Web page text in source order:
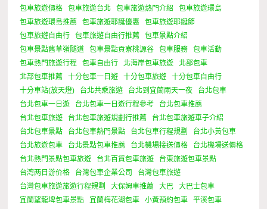
包車旅遊價格
包車旅遊台北 包車旅遊熱門介紹
包車旅遊環島
包車旅遊環島推薦
包車旅遊耶誕優惠
包車旅遊耶誕節
包車旅遊自由行
包車旅遊自由行推薦
包車景點介紹
包車景點舊草嶺隧道
包車景點貢寮桃源谷 包車服務
包車活動
包車熱門旅遊行程
包車自由行 北海岸包車旅遊
北部包車
北部包車推薦
十分包車一日遊 十分包車旅遊
十分包車自由行
十分車站(放天燈)
台北共乘旅遊 台北到宜蘭兩天一夜
台北包車
台北包車一日遊
台北包車一日遊行程參考
台北包車推薦
台北包車旅遊
台北包車旅遊規劃行推薦
台北包車旅遊車子介紹
台北包車景點
台北包車熱門景點 台北包車行程規劃
台北小黃包車
台北旅遊包車
台北景點包車推薦 台北機場接送價格
台北機場送價格
台北熱門景點包車旅遊
台北百貨包車旅遊
台東旅遊包車景點
台湾两日游价格
台灣包車企業公司
台灣包車旅遊
台灣包車旅遊旅遊行程規劃
大保姆車推薦 大巴
大巴士包車
宜蘭望龍埤包車景點
宜蘭梅花湖包車 小黃預約包車
平溪包車